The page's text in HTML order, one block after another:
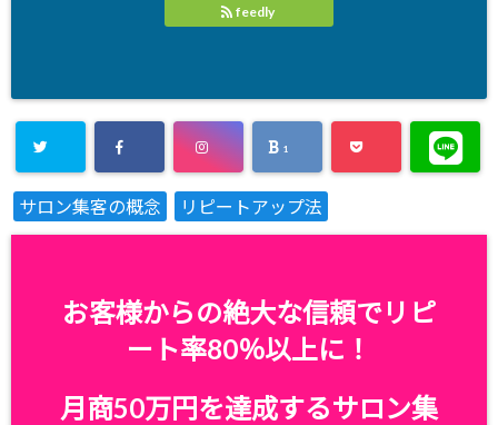
feedly
1
サロン集客の概念 リピートアップ法
お客様からの絶大な信頼でリピ
ート率80％以上に！
月商50万円を達成するサロン集